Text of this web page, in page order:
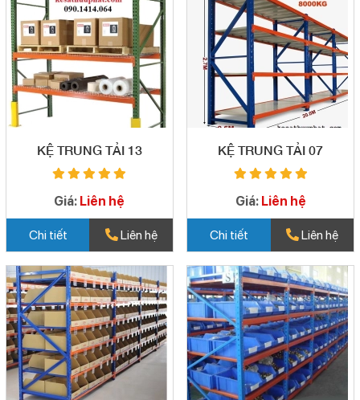
KỆ TRUNG TẢI 13
Giá: Liên hệ
Chi tiết Liên hệ
KỆ TRUNG TẢI 07
Giá: Liên hệ
Chi tiết Liên hệ